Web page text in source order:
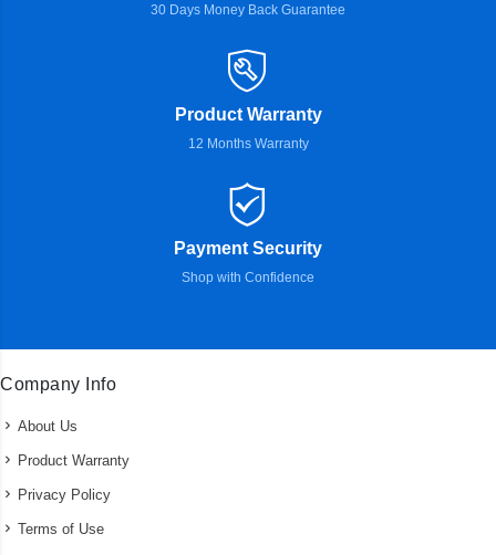
30 Days Money Back Guarantee
Product Warranty
12 Months Warranty
Payment Security
Shop with Confidence
Company Info
About Us
Product Warranty
Privacy Policy
Terms of Use